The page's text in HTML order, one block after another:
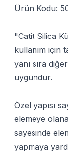
Ürün Kodu:
"Catit Silica
kullanım için
yanı sıra
uygundur.
Özel yapısı
elemeye
sayesinde
yapmaya